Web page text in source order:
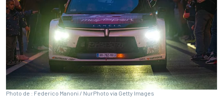
Photo de : Federico Manoni / NurPhoto via Getty Images